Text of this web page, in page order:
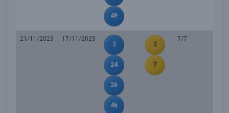
49
21/11/2023
17/11/2023
2
24
26
46
2
7
7/7